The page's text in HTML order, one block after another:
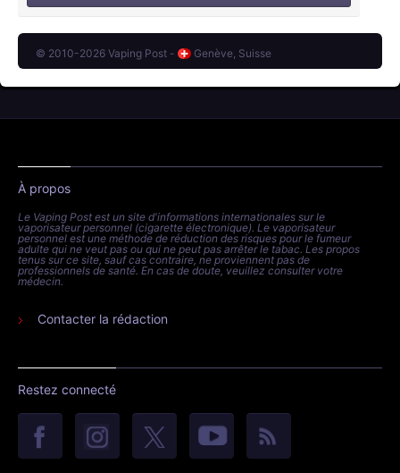
© 2010-2026 Vaping Post - Genève, Suisse
À propos
Le Vaping Post est un site d'informations internationales sur le
vaporisateur personnel (cigarette électronique). Le vaporisateur
personnel est une méthode de réduction des risques pour le fumeur
adulte qui ne veut pas ou qui ne peut pas arrêter le tabac. Les propos
tenus sur ce site, sauf cas contraire, ne proviennent pas de
professionnels de santé. En cas de doute, veuillez consulter votre
médecin.
Contacter la rédaction
Restez connecté